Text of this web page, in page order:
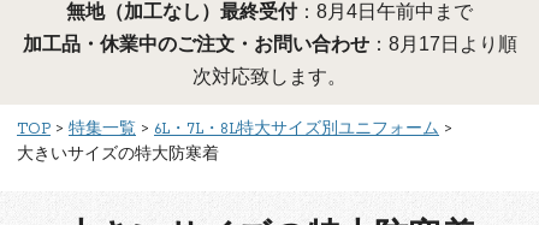
無地（加工なし）最終受付：8月4日午前中まで
加工品・休業中のご注文・お問い合わせ：8月17日より順
次対応致します。
TOP 特集一覧
6L・7L・8L特大サイズ別ユニフォーム
大きいサイズの特大防寒着